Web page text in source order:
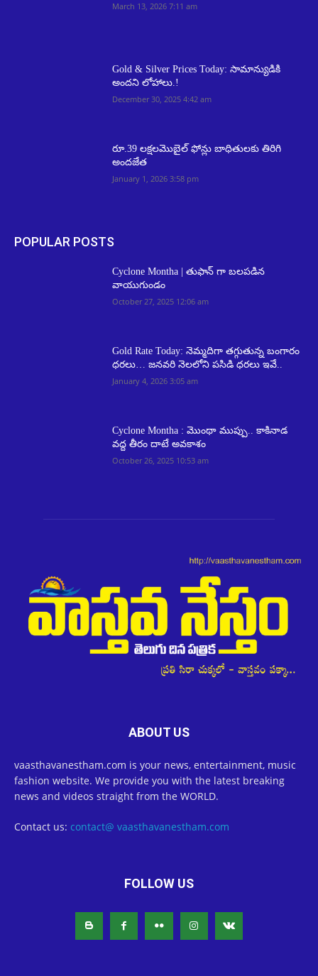
March 13, 2026 7:11 am
Gold & Silver Prices Today: సామాన్యుడికి
అందని లోహాలు.!
December 30, 2025 4:42 am
రూ.39 లక్షలమొబైల్ ఫోన్లు బాధితులకు తిరిగి
అందజేత
January 1, 2026 3:58 pm
POPULAR POSTS
Cyclone Montha | తుఫాన్ గా బ‌ల‌ప‌డిన
వాయుగుండం
October 27, 2025 12:06 am
Gold Rate Today: నెమ్మదిగా తగ్గుతున్న బంగారం
ధరలు… జనవరి నెలలోని పసిడి ధరలు ఇవే..
January 4, 2026 3:05 am
Cyclone Montha : మొంథా ముప్పు.. కాకినాడ
వ‌ద్ద తీరం దాటే అవ‌కాశం
October 26, 2025 10:53 am
ABOUT US
vaasthavanestham.com is your news, entertainment, music
fashion website. We provide you with the latest breaking
news and videos straight from the WORLD.
Contact us: contact@ vaasthavanestham.com
FOLLOW US